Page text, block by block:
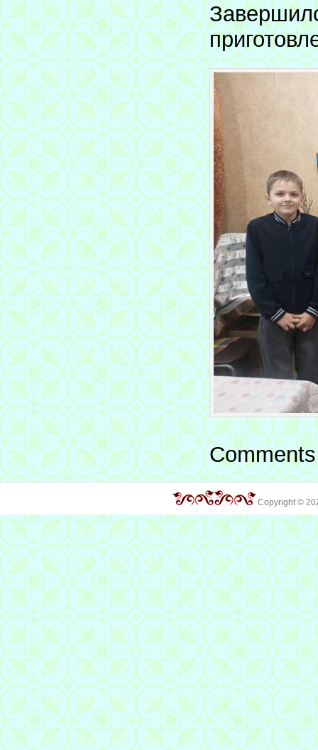
Copyright ©